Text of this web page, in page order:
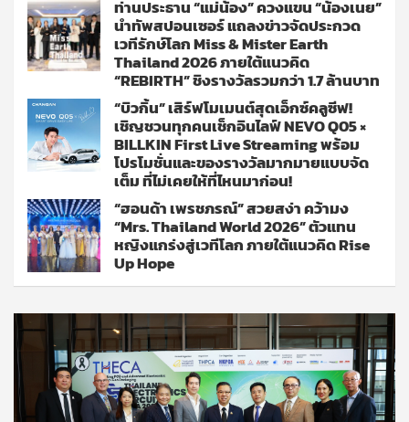
ท่านประธาน “แม่น้อง” ควงแขน “น้องเนย”
นำทัพสปอนเซอร์ แถลงข่าวจัดประกวด
เวทีรักษ์โลก Miss & Mister Earth
Thailand 2026 ภายใต้แนวคิด
“REBIRTH” ชิงรางวัลรวมกว่า 1.7 ล้านบาท
“บิวกิ้น” เสิร์ฟโมเมนต์สุดเอ็กซ์คลูซีฟ!
เชิญชวนทุกคนเช็กอินไลฟ์ NEVO Q05 ×
BILLKIN First Live Streaming พร้อม
โปรโมชั่นและของรางวัลมากมายแบบจัด
เต็ม ที่ไม่เคยให้ที่ไหนมาก่อน!
“ฮอนด้า เพรชภรณ์” สวยสง่า คว้ามง
“Mrs. Thailand World 2026” ตัวแทน
หญิงแกร่งสู่เวทีโลก ภายใต้แนวคิด Rise
Up Hope